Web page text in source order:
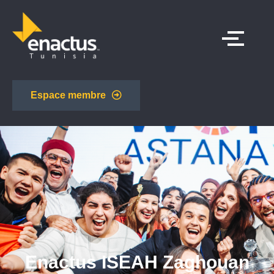
Espace membre
Enactus ISEAH Zaghouan